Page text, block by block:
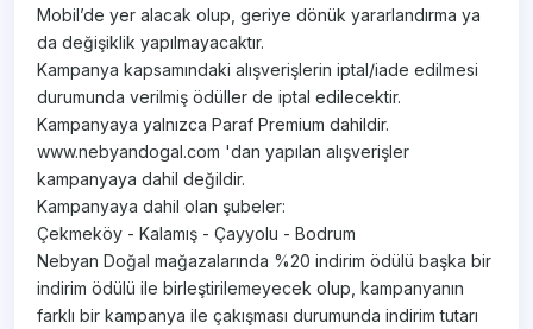
Mobil’de yer alacak olup, geriye dönük yararlandırma ya
da değişiklik yapılmayacaktır.
Kampanya kapsamındaki alışverişlerin iptal/iade edilmesi
durumunda verilmiş ödüller de iptal edilecektir.
Kampanyaya yalnızca Paraf Premium dahildir.
www.nebyandogal.com 'dan yapılan alışverişler
kampanyaya dahil değildir.
Kampanyaya dahil olan şubeler:
Çekmeköy - Kalamış - Çayyolu - Bodrum
Nebyan Doğal mağazalarında %20 indirim ödülü başka bir
indirim ödülü ile birleştirilemeyecek olup, kampanyanın
farklı bir kampanya ile çakışması durumunda indirim tutarı